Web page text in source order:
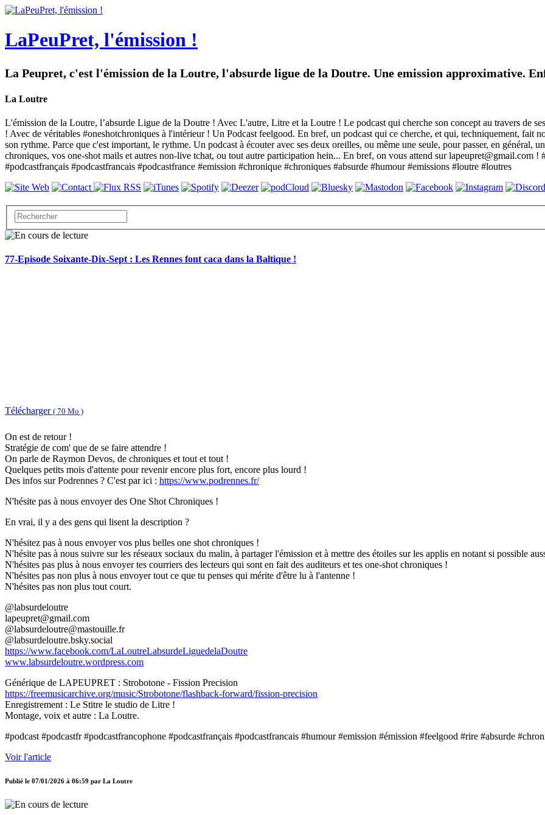
LaPeuPret, l'émission !
La Peupret, c'est l'émission de la Loutre, l'absurde ligue de la Doutre. Une emission approximative.
La Loutre
L'émission de la Loutre, l’absurde Ligue de la Doutre ! Avec L'autre, Litre et la Loutre ! Le podcast qui cherche son concept au travers de
! Avec de véritables #oneshotchroniques à l'intérieur ! Un Podcast feelgood. En bref, un podcast qui ce cherche, et qui, techniquement, fait
son rythme. Parce que c'est important, le rythme. Un podcast à écouter avec ses deux oreilles, ou même une seule, pour passer, en général,
chroniques, vos one-shot mails et autres non-live tchat, ou tout autre participation hein... En bref, on vous attend sur lapeupret@gmail.com
#podcastfrançais #podcastfrancais #podcastfrance #emission #chronique #chroniques #absurde #humour #emissions #loutre #loutres
77-Episode Soixante-Dix-Sept : Les Rennes font caca dans la Baltique !
Télécharger ( 70 Mo )
On est de retour !
Stratégie de com' que de se faire attendre !
On parle de Raymon Devos, de chroniques et tout et tout !
Quelques petits mois d'attente pour revenir encore plus fort, encore plus lourd !
Des infos sur Podrennes ? C'est par ici : https://www.podrennes.fr/
N'hésite pas à nous envoyer des One Shot Chroniques !
En vrai, il y a des gens qui lisent la description ?
N'hésitez pas à nous envoyer vos plus belles one shot chroniques !
N'hésite pas à nous suivre sur les réseaux sociaux du malin, à partager l'émission et à mettre des étoiles sur les applis en notant si possible
N'hésites pas plus à nous envoyer tes courriers des lecteurs qui sont en fait des auditeurs et tes one-shot chroniques !
N'hésites pas non plus à nous envoyer tout ce que tu penses qui mérite d'être lu à l'antenne !
N'hésites pas non plus tout court.
@labsurdeloutre
lapeupret@gmail.com
@labsurdeloutre@mastouille.fr
@labsurdeloutre.bsky.social
https://www.facebook.com/LaLoutreLabsurdeLiguedelaDoutre
www.labsurdeloutre.wordpress.com
Générique de LAPEUPRET : Strobotone - Fission Precision
https://freemusicarchive.org/music/Strobotone/flashback-forward/fission-precision
Enregistrement : Le Stitre le studio de Litre !
Montage, voix et autre : La Loutre.
#podcast #podcastfr #podcastfrancophone #podcastfrançais #podcastfrancais #humour #emission #émission #feelgood #rire #absurde
Voir l'article
Publié le 07/01/2026 à 06:59 par La Loutre